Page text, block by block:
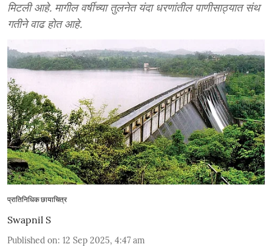
मिटली आहे. मागील वर्षीच्या तुलनेत यंदा धरणांतील पाणीसाठ्यात संथ
गतीने वाढ होत आहे.
प्रातिनिधिक छायाचित्र
Swapnil S
Published on: 12 Sep 2025, 4:47 am